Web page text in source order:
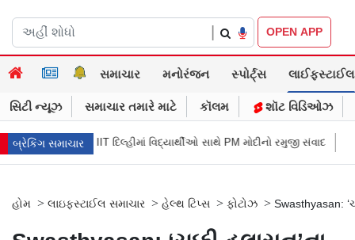
OPEN APP
સમાચાર મનોરંજન સ્પોર્ટ્સ લાઈફસ્ટાઈલ
સિટી ન્યૂઝ સમાચાર તમારે માટે કૉલમ શૉટ વિડિઓઝ
બ્રેકિંગ સમાચાર
દિલ્હીમાં વિદ્યાર્થીઓ સાથે PM મોદીનો રમુજી સંવાદ થાણે: શાળાના
હોમ > લાઇફસ્ટાઈલ સમાચાર > હેલ્થ ટિપ્સ > ફોટોઝ > Swasthyasan: